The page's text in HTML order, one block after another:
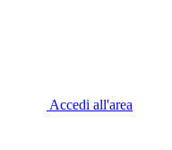
Accedi all'area